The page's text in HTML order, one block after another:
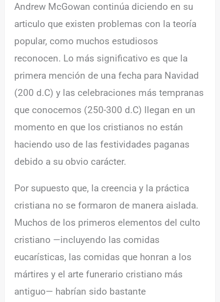
Andrew McGowan continúa diciendo en su
articulo que existen problemas con la teoría
popular, como muchos estudiosos
reconocen. Lo más significativo es que la
primera mención de una fecha para Navidad
(200 d.C) y las celebraciones más tempranas
que conocemos (250-300 d.C) llegan en un
momento en que los cristianos no están
haciendo uso de las festividades paganas
debido a su obvio carácter.
Por supuesto que, la creencia y la práctica
cristiana no se formaron de manera aislada.
Muchos de los primeros elementos del culto
cristiano —incluyendo las comidas
eucarísticas, las comidas que honran a los
mártires y el arte funerario cristiano más
antiguo— habrían sido bastante